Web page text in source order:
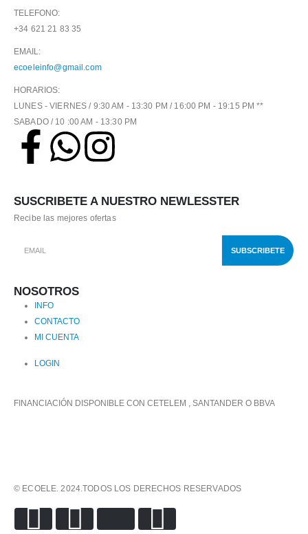
TELEFONO:
+34 621 21 83 35
EMAIL:
ecoeleinfo@gmail.com
HORARIOS:
LUNES - VIERNES / 9:30 AM - 13:30 PM / 16:00 PM - 19:15 PM **
SABADO / 10 :00 AM - 13:30 PM
SUSCRIBETE A NUESTRO NEWLESSTER
Recibe las mejores ofertas
NOSOTROS
INFO
CONTACTO
MI CUENTA
LOGIN
FINANCIACIÓN DISPONIBLE CON CETELEM , SANTANDER O BBVA
© ECOELE. 2024.TODOS LOS DERECHOS RESERVADOS